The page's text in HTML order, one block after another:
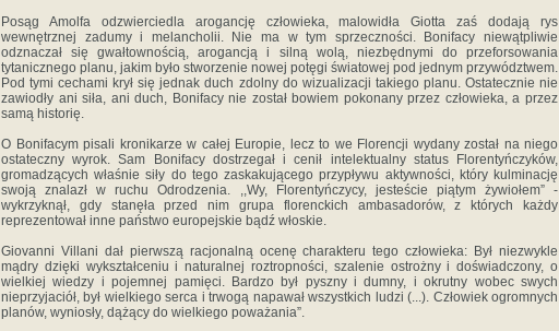
Posąg Amolfa odzwierciedla arogancję człowieka, malowidła Giotta zaś dodają rys
wewnętrznej zadumy i melancholii. Nie ma w tym sprzeczności. Bonifacy niewątpliwie
odznaczał się gwałtownością, arogancją i silną wolą, niezbędnymi do przeforsowania
tytanicznego planu, jakim było stworzenie nowej potęgi światowej pod jednym przywództwem.
Pod tymi cechami krył się jednak duch zdolny do wizualizacji takiego planu. Ostatecznie nie
zawiodły ani siła, ani duch, Bonifacy nie został bowiem pokonany przez człowieka, a przez
samą historię.
O Bonifacym pisali kronikarze w całej Europie, lecz to we Florencji wydany został na niego
ostateczny wyrok. Sam Bonifacy dostrzegał i cenił intelektualny status Florentyńczyków,
gromadzących właśnie siły do tego zaskakującego przypływu aktywności, który kulminację
swoją znalazł w ruchu Odrodzenia. ,,Wy, Florentyńczycy, jesteście piątym żywiołem” -
wykrzyknął, gdy stanęła przed nim grupa florenckich ambasadorów, z których każdy
reprezentował inne państwo europejskie bądź włoskie.
Giovanni Villani dał pierwszą racjonalną ocenę charakteru tego człowieka: Był niezwykle
mądry dzięki wykształceniu i naturalnej roztropności, szalenie ostrożny i doświadczony, o
wielkiej wiedzy i pojemnej pamięci. Bardzo był pyszny i dumny, i okrutny wobec swych
nieprzyjaciół, był wielkiego serca i trwogą napawał wszystkich ludzi (...). Człowiek ogromnych
planów, wyniosły, dążący do wielkiego poważania”.